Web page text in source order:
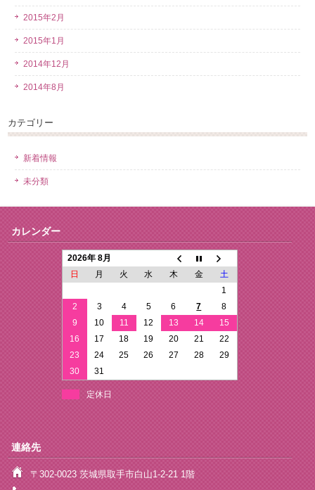
2015年2月
2015年1月
2014年12月
2014年8月
カテゴリー
新着情報
未分類
カレンダー
2026年 8月
日
月 火 水 木 金
土
1
2
3 4 5 6 7
8
9
10 11 12 13 14
15
16
17 18 19 20 21
22
23
24 25 26 27 28
29
30
31
定休日
連絡先
〒302-0023 茨城県取手市白山1-2-21 1階